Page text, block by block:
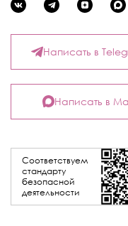
Соответствуем
стандарту
безопасной
деятельности
Написать в
Написать в